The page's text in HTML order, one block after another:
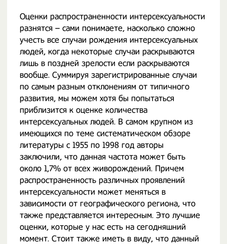
Оценки распространенности интерсексуальности
разнятся – сами понимаете, насколько сложно
учесть все случаи рождения интерсексуальных
людей, когда некоторые случаи раскрываются
лишь в поздней зрелости если раскрываются
вообще. Суммируя зарегистрированные случаи
по самым разным отклонениям от типичного
развития, мы можем хотя бы попытаться
приблизится к оценке количества
интерсексуальных людей. В самом крупном из
имеющихся по теме систематическом обзоре
литературы с 1955 по 1998 год авторы
заключили, что данная частота может быть
около 1,7% от всех живорождений. Причем
распространенность различных проявлений
интерсексуальности может меняться в
зависимости от географического региона, что
также представляется интересным. Это лучшие
оценки, которые у нас есть на сегодняшний
момент. Стоит также иметь в виду, что данный